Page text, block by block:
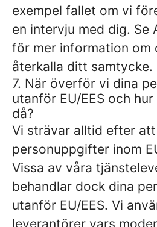
exempel fallet om vi
en intervju med dig. Se
för mer information om
återkalla ditt samtycke.
7. När överför vi dina
utanför EU/EES och
då?
Vi strävar alltid efter
personuppgifter inom
Vissa av våra
behandlar dock dina
utanför EU/EES. Vi
leverantörer vars